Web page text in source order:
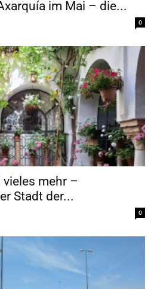
im Mai – die...
0
vieles mehr –
Stadt der...
0